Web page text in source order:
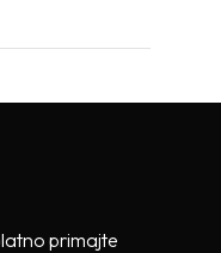
primajte